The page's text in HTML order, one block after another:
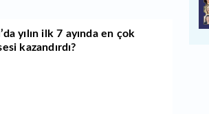
yılın ilk 7 ayında en çok
kazandırdı?